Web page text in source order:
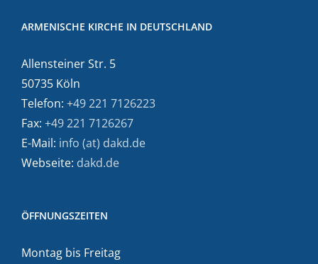
ARMENISCHE KIRCHE IN DEUTSCHLAND
Allensteiner Str. 5
50735 Köln
Telefon: +49 221 7126223
Fax: +49 221 7126267
E-Mail: info (at) dakd.de
Webseite: dakd.de
ÖFFNUNGSZEITEN
Montag bis Freitag